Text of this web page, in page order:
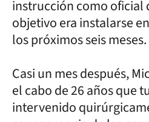
instrucción como oficial
objetivo era instalarse
los próximos seis meses.
Casi un mes después,
el cabo de 26 años que
intervenido